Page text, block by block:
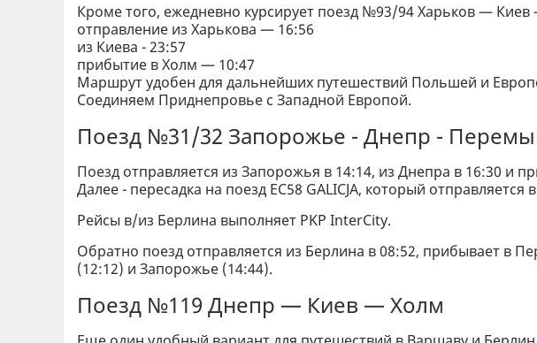
Кроме того, ежедневно курсирует поезд №93/94 Харьков —
отправление из Харькова — 16:56
из Киева - 23:57
прибытие в Холм — 10:47
Маршрут удобен для дальнейших путешествий Польшей и
Соединяем Приднепровье с Западной Европой.
Поезд №31/32 Запорожье - Днепр -
Поезд отправляется из Запорожья в 14:14, из Днепра в 16:30 и
Далее - пересадка на поезд EC58 GALICJA, который
Рейсы в/из Берлина выполняет PKP InterCity.
Обратно поезд отправляется из Берлина в 08:52, прибывает в
(12:12) и Запорожье (14:44).
Поезд №119 Днепр — Киев — Холм